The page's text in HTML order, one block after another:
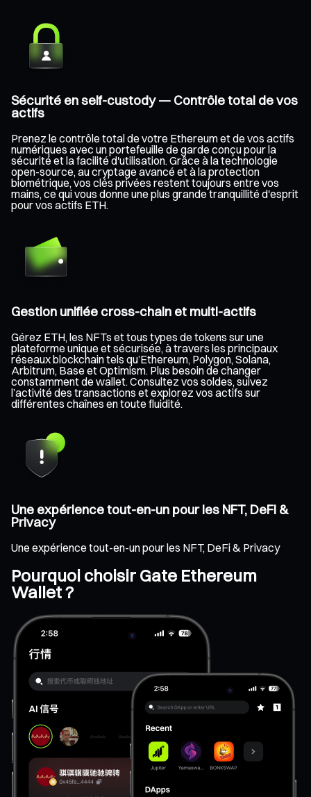
Sécurité en self-custody — Contrôle total de vos
actifs
Prenez le contrôle total de votre Ethereum et de vos actifs
numériques avec un portefeuille de garde conçu pour la
sécurité et la facilité d'utilisation. Grâce à la technologie
open-source, au cryptage avancé et à la protection
biométrique, vos clés privées restent toujours entre vos
mains, ce qui vous donne une plus grande tranquillité d'esprit
pour vos actifs ETH.
Gestion unifiée cross-chain et multi-actifs
Gérez ETH, les NFTs et tous types de tokens sur une
plateforme unique et sécurisée, à travers les principaux
réseaux blockchain tels qu’Ethereum, Polygon, Solana,
Arbitrum, Base et Optimism. Plus besoin de changer
constamment de wallet. Consultez vos soldes, suivez
l’activité des transactions et explorez vos actifs sur
différentes chaînes en toute fluidité.
Une expérience tout-en-un pour les NFT, DeFi &
Privacy
Une expérience tout-en-un pour les NFT, DeFi & Privacy
Pourquoi choisir Gate Ethereum
Wallet ?